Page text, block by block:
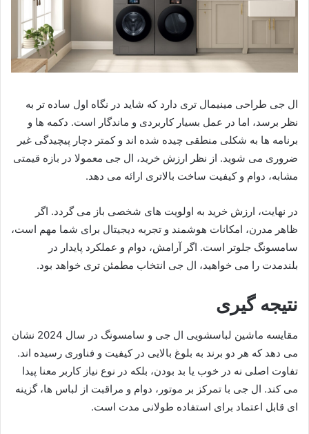
ال جی طراحی مینیمال تری دارد که شاید در نگاه اول ساده تر به
نظر برسد، اما در عمل بسیار کاربردی و ماندگار است. دکمه ها و
برنامه ها به شکلی منطقی چیده شده اند و کمتر دچار پیچیدگی غیر
ضروری می شوید. از نظر ارزش خرید، ال جی معمولا در بازه قیمتی
مشابه، دوام و کیفیت ساخت بالاتری ارائه می دهد.
در نهایت، ارزش خرید به اولویت های شخصی باز می گردد. اگر
ظاهر مدرن، امکانات هوشمند و تجربه دیجیتال برای شما مهم است،
سامسونگ جلوتر است. اگر آرامش، دوام و عملکرد پایدار در
بلندمدت را می خواهید، ال جی انتخاب مطمئن تری خواهد بود.
نتیجه گیری
مقایسه ماشین لباسشویی ال جی و سامسونگ در سال 2024 نشان
می دهد که هر دو برند به بلوغ بالایی در کیفیت و فناوری رسیده اند.
تفاوت اصلی نه در خوب یا بد بودن، بلکه در نوع نیاز کاربر معنا پیدا
می کند. ال جی با تمرکز بر موتور، دوام و مراقبت از لباس ها، گزینه
ای قابل اعتماد برای استفاده طولانی مدت است.